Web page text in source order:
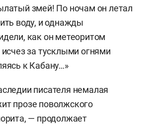
змей! По ночам он летал
воду, и однажды
как он метеоритом
исчез за тусклыми огнями
к Кабану…»
писателя немалая
прозе поволжского
— продолжает